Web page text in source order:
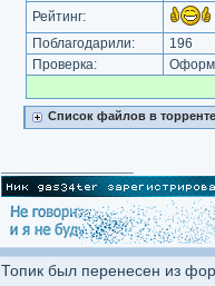
Рейтинг:
Поблагодарили:
196
Проверка:
Список файлов в торренте
Топик был перенесен из